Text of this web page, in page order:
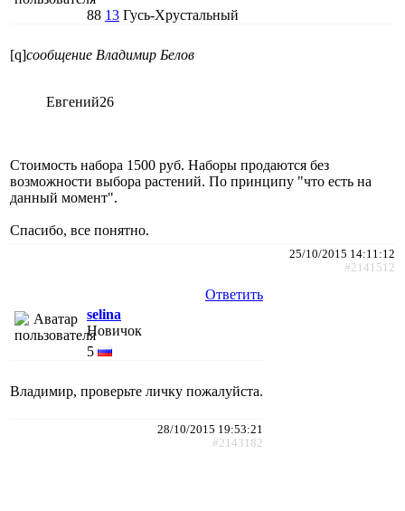
88 13 Гусь-Хрустальный
[q]сообщение Владимир Белов
Евгений26
Стоимость набора 1500 руб. Наборы продаются без
возможности выбора растений. По принципу "что есть на
данный момент".
Спасибо, все понятно.
25/10/2015 14:11:12
#2141512
Ответить
selina
Новичок
5
Владимир, проверьте личку пожалуйста.
28/10/2015 19:53:21
#2143182